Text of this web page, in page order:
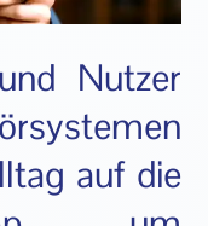
Nutzer
auf die